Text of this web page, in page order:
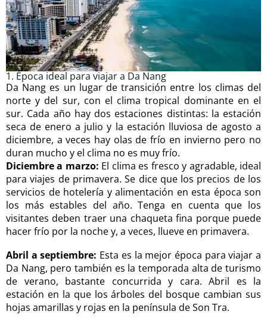
1. Época ideal para viajar a Da Nang
Da Nang es un lugar de transición entre los climas del
norte y del sur, con el clima tropical dominante en el
sur. Cada año hay dos estaciones distintas: la estación
seca de enero a julio y la estación lluviosa de agosto a
diciembre, a veces hay olas de frío en invierno pero no
duran mucho y el clima no es muy frío.
Diciembre a marzo: El clima es fresco y agradable, ideal
para viajes de primavera. Se dice que los precios de los
servicios de hotelería y alimentación en esta época son
los más estables del año. Tenga en cuenta que los
visitantes deben traer una chaqueta fina porque puede
hacer frío por la noche y, a veces, llueve en primavera.
Abril a septiembre: Esta es la mejor época para viajar a
Da Nang, pero también es la temporada alta de turismo
de verano, bastante concurrida y cara. Abril es la
estación en la que los árboles del bosque cambian sus
hojas amarillas y rojas en la península de Son Tra.